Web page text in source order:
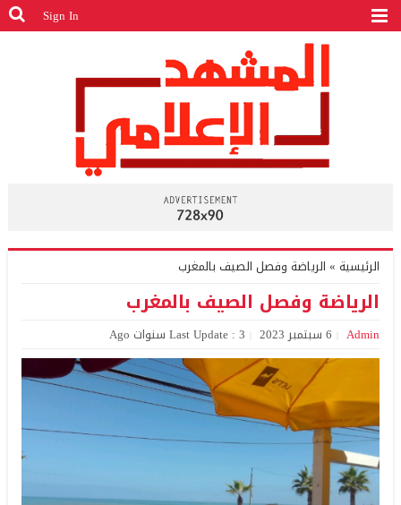
Sign In
الرئيسية » الرياضة وفصل الصيف بالمغرب
الرياضة وفصل الصيف بالمغرب
Admin 6 سبتمبر 2023 Last Update : 3 سنوات Ago